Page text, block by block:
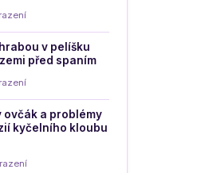
v pelíšku
před spaním
ovčák a problémy
kyčelního kloubu